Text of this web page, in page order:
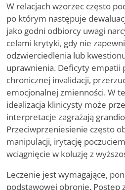
W relacjach wzorzec często
po którym następuje
jako godni odbiorcy uwagi
celami krytyki, gdy nie
odzwierciedlenia lub
uprawnienia. Deficyty empatii
chronicznej invalidacji,
emocjonalnej zmienności. W
idealizacja klinicysty może
interpretacje zagrażają
Przeciwprzeniesienie często
manipulacji, irytację
wciągnięcie w koluzję z
Leczenie jest wymagające,
podstawowej obronie. Postęp